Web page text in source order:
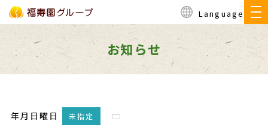
Language
お知らせ
年月日曜日 未指定